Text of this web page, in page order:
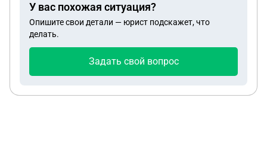
У вас похожая ситуация?
Опишите свои детали — юрист подскажет, что
делать.
Задать свой вопрос